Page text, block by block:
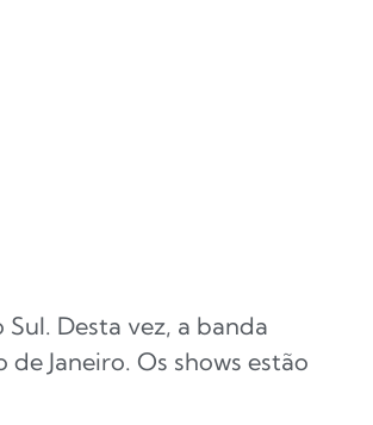
Desta vez, a banda
Janeiro. Os shows estão